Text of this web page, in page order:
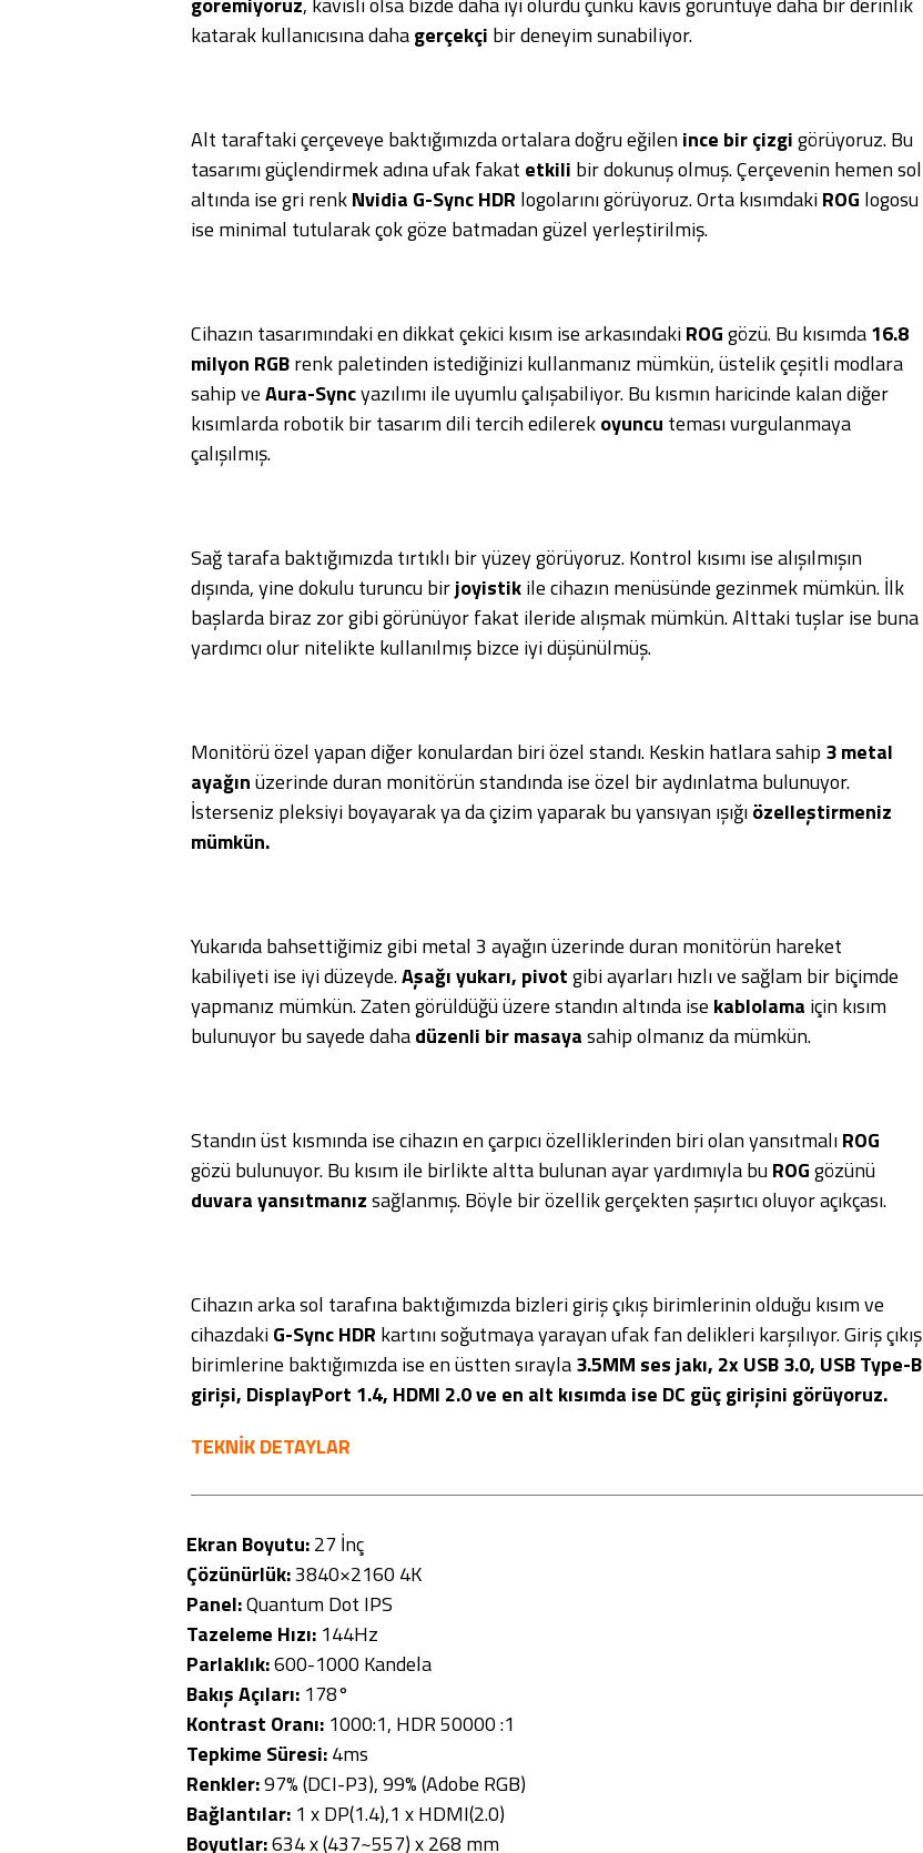
katarak kullanıcısına dahagerçekçi bir deneyim sunabiliyor.
Alt taraftaki çerçeveye baktığımızda ortalara doğru eğilenince bir çizgigörüyoruz. Bu
tasarımı güçlendirmek adına ufak fakat etkili bir dokunuş olmuş. Çerçevenin hemen sol
altında ise gri renkNvidia G-Sync HDR logolarını görüyoruz. Orta kısımdakiROG logosu
ise minimal tutularak çok göze batmadan güzel yerleştirilmiş.
Cihazın tasarımındaki en dikkat çekici kısım ise arkasındakiROGgözü. Bu kısımda16.8
milyon RGBrenk paletinden istediğinizi kullanmanız mümkün, üstelik çeşitli modlara
sahip veAura-Syncyazılımı ile uyumlu çalışabiliyor. Bu kısmın haricinde kalan diğer
kısımlarda robotik bir tasarım dili tercih edilerekoyuncu teması vurgulanmaya
çalışılmış.
Sağ tarafa baktığımızda tırtıklı bir yüzey görüyoruz. Kontrol kısımı ise alışılmışın
dışında, yine dokulu turuncu birjoyistikile cihazın menüsünde gezinmek mümkün. İlk
başlarda biraz zor gibi görünüyor fakat ileride alışmak mümkün. Alttaki tuşlar ise buna
yardımcı olur nitelikte kullanılmış bizce iyi düşünülmüş.
Monitörü özel yapan diğer konulardan biri özel standı. Keskin hatlara sahip 3 metal
ayağınüzerinde duran monitörün standında ise özel bir aydınlatma bulunuyor.
İsterseniz pleksiyi boyayarak ya da çizim yaparak bu yansıyan ışığıözelleştirmeniz
mümkün.
Yukarıda bahsettiğimiz gibi metal 3 ayağın üzerinde duran monitörün hareket
kabiliyeti ise iyi düzeyde.Aşağı yukarı, pivotgibi ayarları hızlı ve sağlam bir biçimde
yapmanız mümkün. Zaten görüldüğü üzere standın altında ise kablolama için kısım
bulunuyor bu sayede dahadüzenli bir masayasahip olmanız da mümkün.
Standın üst kısmında ise cihazın en çarpıcı özelliklerinden biri olan yansıtmalıROG
gözü bulunuyor. Bu kısım ile birlikte altta bulunan ayar yardımıyla buROGgözünü
duvara yansıtmanızsağlanmış. Böyle bir özellik gerçekten şaşırtıcı oluyor açıkçası.
Cihazın arka sol tarafına baktığımızda bizleri giriş çıkış birimlerinin olduğu kısım ve
cihazdakiG-Sync HDR kartını soğutmaya yarayan ufak fan delikleri karşılıyor. Giriş çıkış
birimlerine baktığımızda ise en üstten sırayla3.5MM ses jakı, 2x USB 3.0, USB Type-B
girişi, DisplayPort 1.4, HDMI 2.0 ve en alt kısımda ise DC güç girişini görüyoruz.
TEKNİK DETAYLAR
Ekran Boyutu:27 İnç
Çözünürlük:3840×2160 4K
Panel:Quantum Dot IPS
Tazeleme Hızı: 144Hz
Parlaklık:600-1000 Kandela
Bakış Açıları: 178°
Kontrast Oranı: 1000:1, HDR 50000 :1
Tepkime Süresi:4ms
Renkler:97% (DCI-P3), 99% (Adobe RGB)
Bağlantılar: 1 x DP(1.4),1 x HDMI(2.0)
Boyutlar:634 x (437~557) x 268 mm